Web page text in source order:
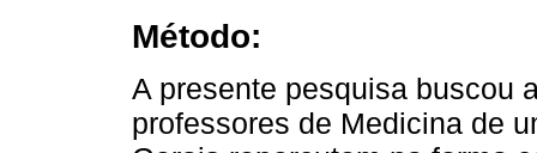
Método:
A presente pesquisa buscou
professores de Medicina de